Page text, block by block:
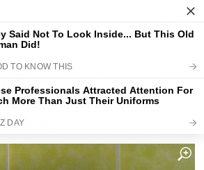
Zewa. Vítěz testu
překvapil i